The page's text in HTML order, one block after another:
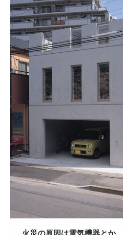
火災の原因は電気機器とか